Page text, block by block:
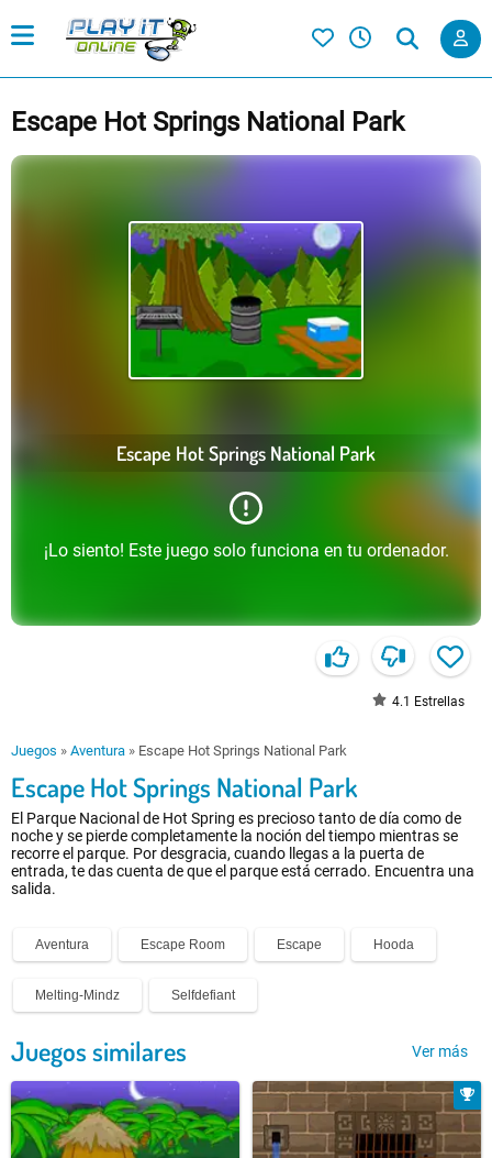
Escape Hot Springs National Park
Escape Hot Springs National Park
¡Lo siento! Este juego solo funciona en tu ordenador.
4.1 Estrellas
Juegos » Aventura » Escape Hot Springs National Park
Escape Hot Springs National Park
El Parque Nacional de Hot Spring es precioso tanto de día como de
noche y se pierde completamente la noción del tiempo mientras se
recorre el parque. Por desgracia, cuando llegas a la puerta de
entrada, te das cuenta de que el parque está cerrado. Encuentra una
salida.
Aventura Escape Room Escape Hooda
Melting-Mindz Selfdefiant
Juegos similares Ver más